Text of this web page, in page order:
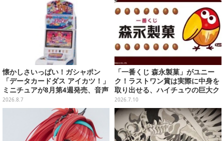
懐かしさいっぱい！ガシャポン
「データカードダス アイカツ！」
ミニチュアが8月第4週発売、音声
が流れる特別仕様も当たる
2026.8.7
「一番くじ 森永製菓」がユニー
ク！ラストワン賞は実際に中身を
取り出せる、ハイチュウの巨大ク
ッション
2026.7.10